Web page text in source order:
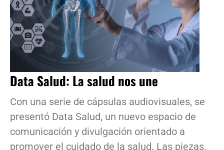
Data Salud: La salud nos une
Con una serie de cápsulas audiovisuales, se
presentó Data Salud, un nuevo espacio de
comunicación y divulgación orientado a
promover el cuidado de la salud. Las piezas,